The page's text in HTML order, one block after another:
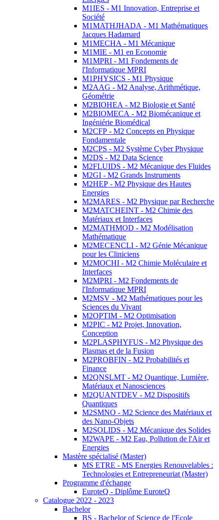
M1IES - M1 Innovation, Entreprise et
Société
M1MATHJHADA - M1 Mathématiques
Jacques Hadamard
M1MECHA - M1 Mécanique
M1MIE - M1 en Economie
M1MPRI - M1 Fondements de
l'Informatique MPRI
M1PHYSICS - M1 Physique
M2AAG - M2 Analyse, Arithmétique,
Géométrie
M2BIOHEA - M2 Biologie et Santé
M2BIOMECA - M2 Biomécanique et
Ingéniérie Biomédical
M2CFP - M2 Concepts en Physique
Fondamentale
M2CPS - M2 Système Cyber Physique
M2DS - M2 Data Science
M2FLUIDS - M2 Mécanique des Fluides
M2GI - M2 Grands Instruments
M2HEP - M2 Physique des Hautes
Energies
M2MARES - M2 Physique par Recherche
M2MATCHEINT - M2 Chimie des
Matériaux et Interfaces
M2MATHMOD - M2 Modélisation
Mathématique
M2MECENCLI - M2 Génie Mécanique
pour les Cliniciens
M2MOCHI - M2 Chimie Moléculaire et
Interfaces
M2MPRI - M2 Fondements de
l'Informatique MPRI
M2MSV - M2 Mathématiques pour les
Sciences du Vivant
M2OPTIM - M2 Optimisation
M2PIC - M2 Projet, Innovation,
Conception
M2PLASPHYFUS - M2 Physique des
Plasmas et de la Fusion
M2PROBFIN - M2 Probabilités et
Finance
M2QNSLMT - M2 Quantique, Lumière,
Matériaux et Nanosciences
M2QUANTDEV - M2 Dispositifs
Quantiques
M2SMNO - M2 Science des Matériaux et
des Nano-Objets
M2SOLIDS - M2 Mécanique des Solides
M2WAPE - M2 Eau, Pollution de l'Air et
Energies
Mastère spécialisé (Master)
MS ETRE - MS Energies Renouvelables :
Technologies et Entrepreneuriat (Master)
Programme d'échange
EuroteQ - Diplôme EuroteQ
Catalogue 2022 - 2023
Bachelor
BS - Bachelor of Science de l'Ecole